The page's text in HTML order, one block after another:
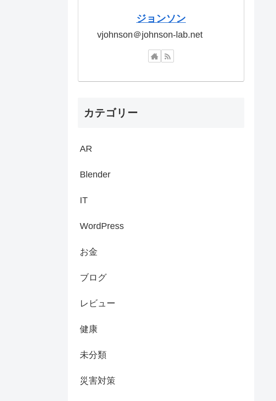
ジョンソン
vjohnson＠johnson-lab.net
カテゴリー
AR
Blender
IT
WordPress
お金
ブログ
レビュー
健康
未分類
災害対策